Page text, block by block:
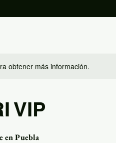
obtener más información.
VIP
en Puebla